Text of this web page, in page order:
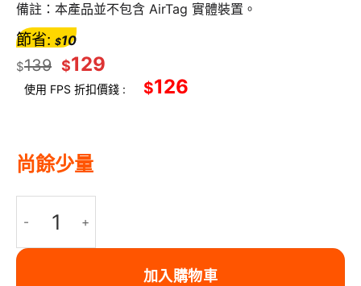
備註：本產品並不包含 AirTag 實體裝置。
$139 $129
節省: $10
使用 FPS 折扣價錢 : $126
尚餘少量
加入購物車